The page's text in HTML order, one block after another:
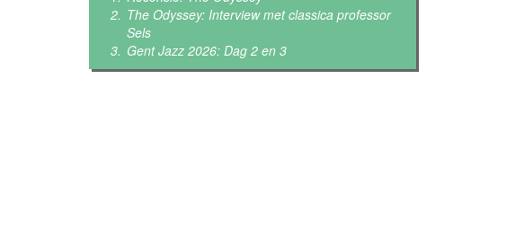
The Odyssey: Interview met classica professor
Sels
Gent Jazz 2026: Dag 2 en 3